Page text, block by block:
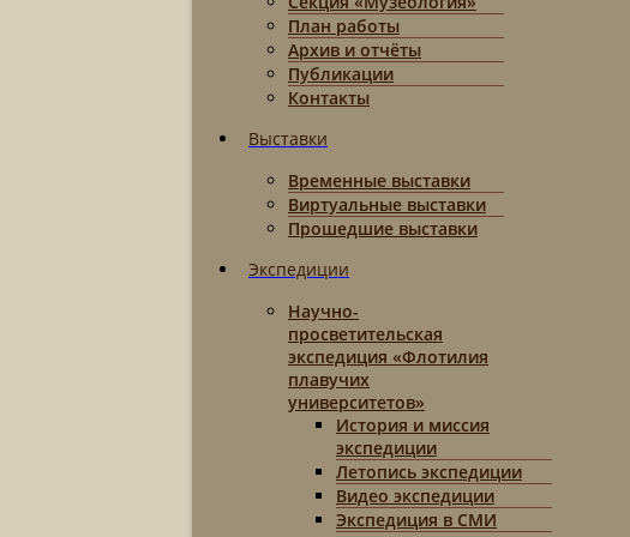
План работы
Архив и отчёты
Публикации
Контакты
Выставки
Временные выставки
Виртуальные выставки
Прошедшие выставки
Экспедиции
Научно-
просветительская
экспедиция «Флотилия
плавучих
университетов»
История и миссия
экспедиции
Летопись экспедиции
Видео экспедиции
Экспедиция в СМИ